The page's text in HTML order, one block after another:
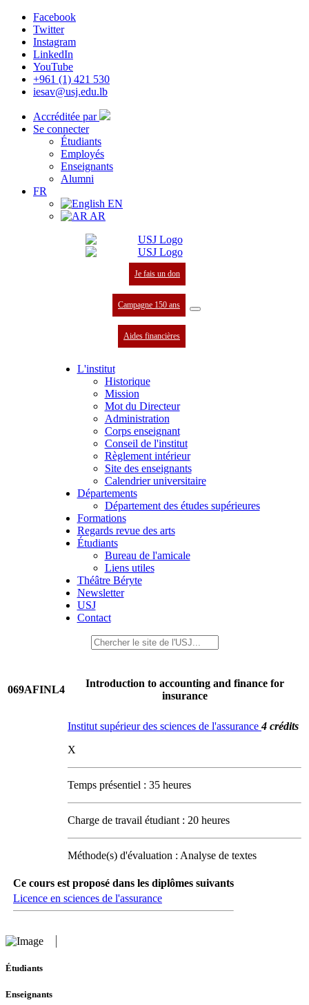
Facebook
Twitter
Instagram
LinkedIn
YouTube
+961 (1) 421 530
iesav@usj.edu.lb
Accréditée par
Se connecter
Étudiants
Employés
Enseignants
Alumni
FR
EN
AR
Je fais un don
Campagne 150 ans
Aides financières
L'institut
Historique
Mission
Mot du Directeur
Administration
Corps enseignant
Conseil de l'institut
Règlement intérieur
Site des enseignants
Calendrier universitaire
Départements
Département des études supérieures
Formations
Regards revue des arts
Étudiants
Bureau de l'amicale
Liens utiles
Théâtre Béryte
Newsletter
USJ
Contact
069AFINL4
Introduction to accounting and finance for
insurance
Institut supérieur des sciences de l'assurance4 crédits
X
Temps présentiel : 35 heures
Charge de travail étudiant : 20 heures
Méthode(s) d'évaluation : Analyse de textes
Ce cours est proposé dans les diplômes suivants
Licence en sciences de l'assurance
Étudiants
Enseignants